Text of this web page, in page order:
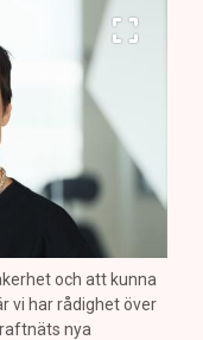
och att kunna
vi har rådighet över
nya